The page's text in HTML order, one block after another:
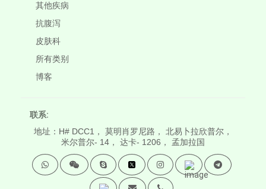
其他疾病
抗腹泻
皮肤科
所有类别
博客
联系:
地址：H# DCC1， 莫明肖罗尼路， 北易卜拉欣普尔，
米尔普尔- 14， 达卡- 1206， 孟加拉国